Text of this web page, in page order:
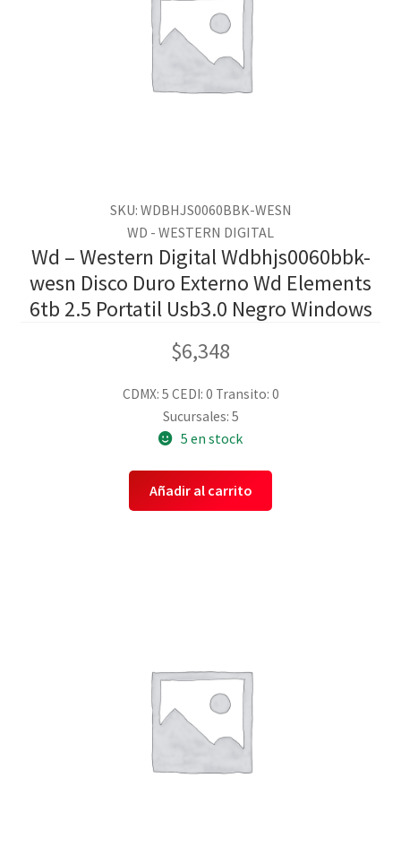
SKU: WDBHJS0060BBK-WESN
WD - WESTERN DIGITAL
Wd – Western Digital Wdbhjs0060bbk-
wesn Disco Duro Externo Wd Elements
6tb 2.5 Portatil Usb3.0 Negro Windows
$6,348
CDMX: 5 CEDI: 0 Transito: 0
Sucursales: 5
5 en stock
Añadir al carrito